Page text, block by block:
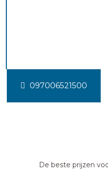
097006521500
De beste prijzen